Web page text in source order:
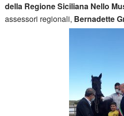
della Regione Siciliana Nello
assessori regionali, Bernadette